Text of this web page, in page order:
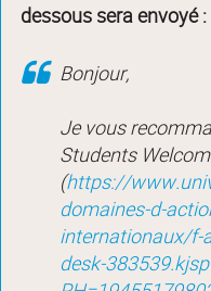
dessous sera envoyé :
Bonjour,
Je vous
Students
(https://
domaines-d-
internationaux/f-
desk-